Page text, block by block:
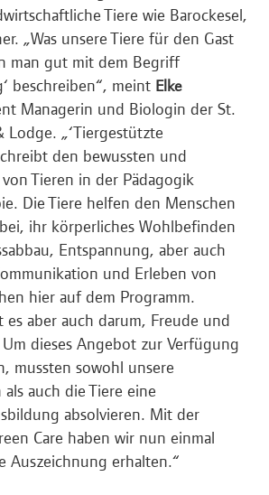
Tiere wie Barockesel,
„Was unsere Tiere für den Gast
man gut mit dem Begriff
beschreiben“, meint Elke
Managerin und Biologin der St.
Lodge. „‘Tiergestützte
den bewussten und
Tieren in der Pädagogik
Die Tiere helfen den Menschen
ihr körperliches Wohlbefinden
Entspannung, aber auch
und Erleben von
hier auf dem Programm.
aber auch darum, Freude und
dieses Angebot zur Verfügung
mussten sowohl unsere
auch die Tiere eine
absolvieren. Mit der
Care haben wir nun einmal
Auszeichnung erhalten.“